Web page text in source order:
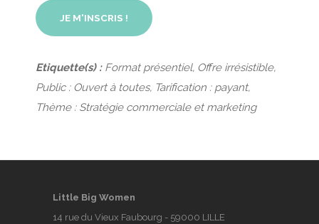
JE M'INSCRIS !
Etiquette(s) : Format présentiel, Offre irrésistible,
Public : Ouvert à toutes, Tarification : payant,
Thème : Stratégie commerciale et marketing
Little Big Women
14 rue du Vieux Faubourg - 59000 LILLE